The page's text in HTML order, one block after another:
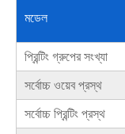
মডেল
প্রিন্টিং গ্রুপের সংখ্যা
সর্বোচ্চ ওয়েব প্রস্থ
সর্বোচ্চ প্রিন্টিং প্রস্থ